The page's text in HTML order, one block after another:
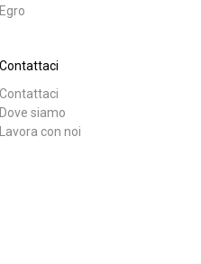
Egro
Contattaci
Contattaci
Dove siamo
Lavora con noi